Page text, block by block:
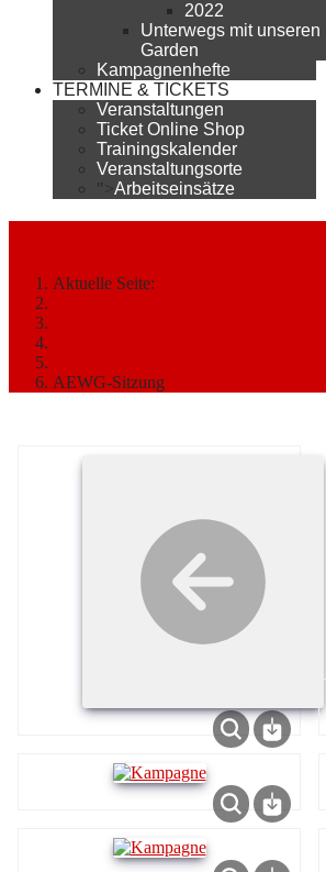
2022
Unterwegs mit unseren
Garden
Kampagnenhefte
TERMINE & TICKETS
Veranstaltungen
Ticket Online Shop
Trainingskalender
Veranstaltungsorte
">Arbeitseinsätze
Aktuelle Seite:
AEWG-Sitzung